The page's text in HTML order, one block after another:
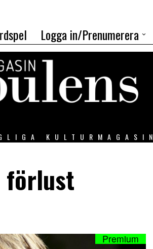
Logga in/Prenumerera
KULTURMAGASIN
förlust